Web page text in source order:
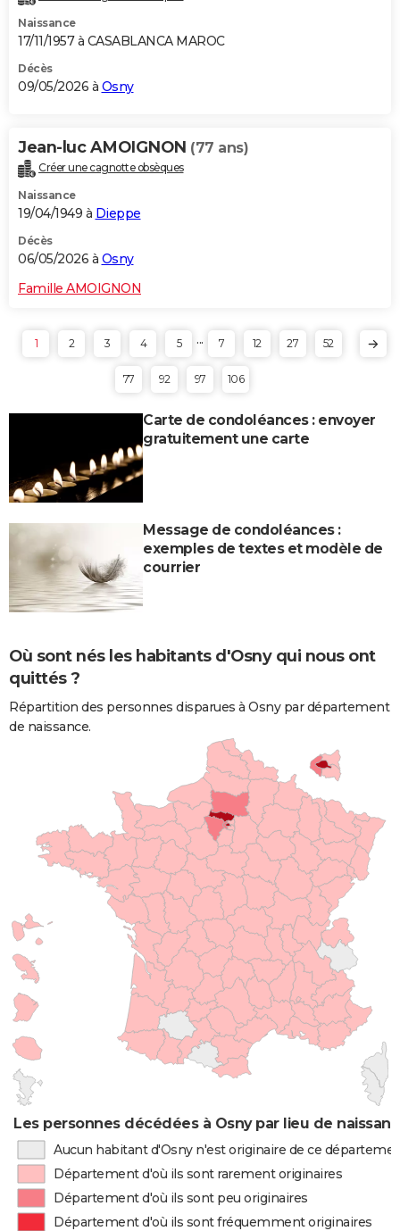
Naissance
17/11/1957 à CASABLANCA MAROC
Décès
09/05/2026 à Osny
Jean-luc AMOIGNON (77 ans)
Créer une cagnotte obsèques
Naissance
19/04/1949 à Dieppe
Décès
06/05/2026 à Osny
Famille AMOIGNON
1 2 3 4 5 ... 7 12 27 52
77 92 97 106
Carte de condoléances : envoyer
gratuitement une carte
Message de condoléances :
exemples de textes et modèle de
courrier
Où sont nés les habitants d'Osny qui nous ont
quittés ?
Répartition des personnes disparues à Osny par département
de naissance.
Les personnes décédées à Osny par lieu de
Aucun habitant d'Osny n'est originaire de ce
Département d'où ils sont rarement originaires
Département d'où ils sont peu originaires
Département d'où ils sont fréquemment originaires